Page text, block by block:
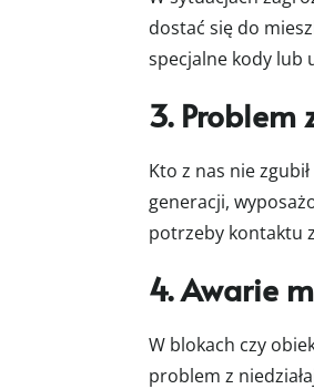
dostać się do
specjalne kody lub
3. Problem
Kto z nas nie
generacji,
potrzeby kontaktu
4. Awarie
W blokach czy
problem z